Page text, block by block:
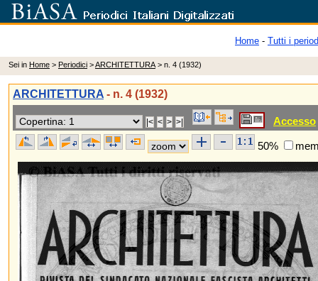
Home - Tutti i
Sei in Home > Periodici >ARCHITETTURA > n. 4 (1932)
ARCHITETTURA - n. 4 (1932)
Accesso
50%